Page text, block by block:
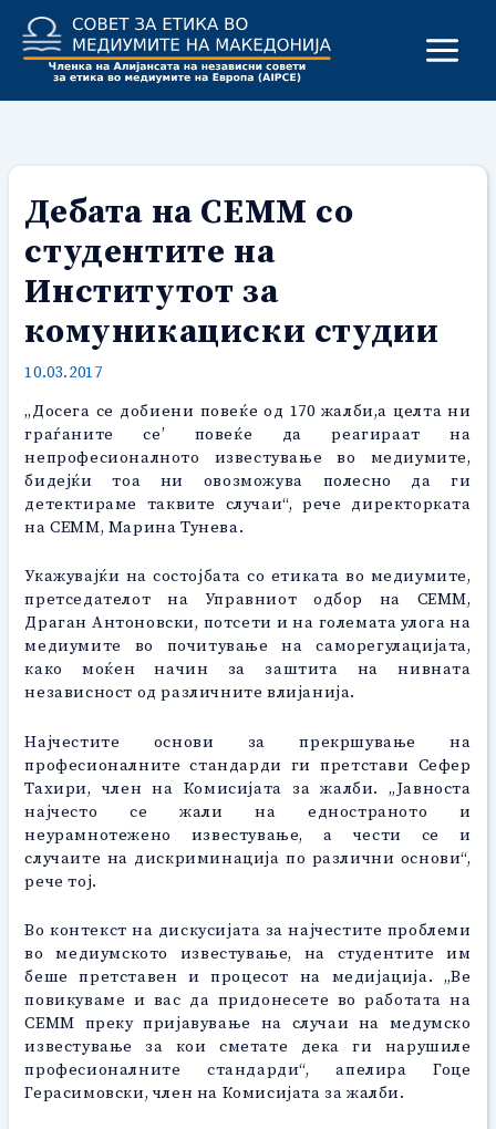
content
Дебата на СЕММ со
студентите на
Институтот за
комуникациски студии
10.03.2017
„Досега се добиени повеќе од 170 жалби,а целта ни
граѓаните се’ повеќе да реагираат на
непрофесионалното известување во медиумите,
бидејќи тоа ни овозможува полесно да ги
детектираме таквите случаи“, рече директорката
на СЕММ, Марина Тунева.
Укажувајќи на состојбата со етиката во медиумите,
претседателот на Управниот одбор на СЕММ,
Драган Антоновски, потсети и на големата улога на
медиумите во почитување на саморегулацијата,
како моќен начин за заштита на нивната
независност од различните влијанија.
Најчестите основи за прекршување на
професионалните стандарди ги претстави Сефер
Тахири, член на Комисијата за жалби. „Јавноста
најчесто се жали на едностраното и
неурамнотежено известување, а чести се и
случаите на дискриминација по различни основи“,
рече тој.
Во контекст на дискусијата за најчестите проблеми
во медиумското известување, на студентите им
беше претставен и процесот на медијација. „Ве
повикуваме и вас да придонесете во работата на
СЕММ преку пријавување на случаи на медумско
известување за кои сметате дека ги нарушиле
професионалните стандарди“, апелира Гоце
Герасимовски, член на Комисијата за жалби.